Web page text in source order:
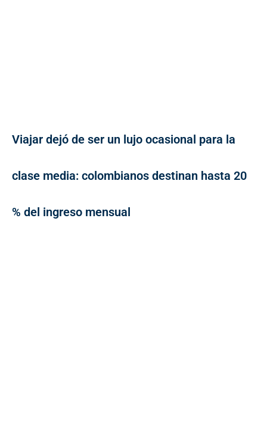
Viajar dejó de ser un lujo ocasional para la
clase media: colombianos destinan hasta 20
% del ingreso mensual